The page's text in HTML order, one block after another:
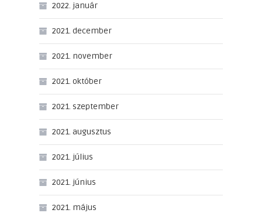
2022. január
2021. december
2021. november
2021. október
2021. szeptember
2021. augusztus
2021. július
2021. június
2021. május